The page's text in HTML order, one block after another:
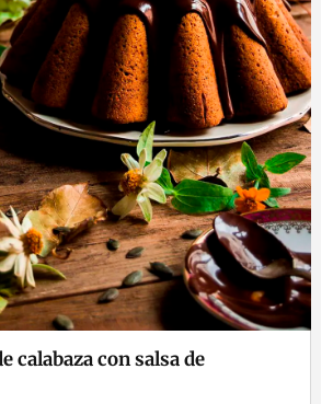
calabaza con salsa de